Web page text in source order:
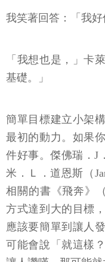
我笑著回答：「我好
「我想也是，」卡
基礎。」
簡單目標建立小架
最初的動力。如果
件好事。傑佛瑞．J
米．Ｌ．道恩斯（
相關的書《飛奔》
方式達到大的目標
應該要簡單到讓人
可能會說「就這樣